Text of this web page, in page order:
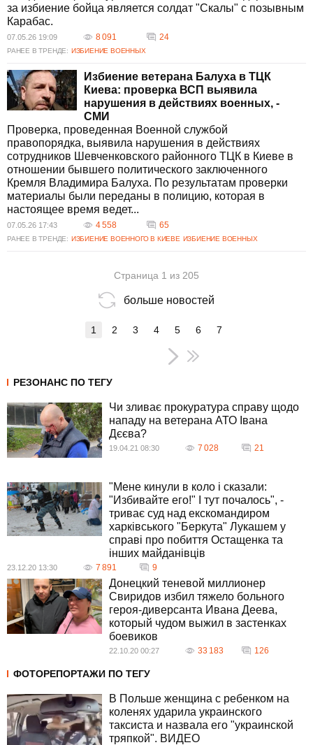
за избиение бойца является солдат "Скалы" с позывным
Карабас.
07.05.26 19:09 8 091 24
РАНЕЕ В ТРЕНДЕ: ИЗБИЕНИЕ ВОЕННЫХ
Избиение ветерана Балуха в ТЦК
Киева: проверка ВСП выявила
нарушения в действиях военных, -
СМИ
Проверка, проведенная Военной службой
правопорядка, выявила нарушения в действиях
сотрудников Шевченковского районного ТЦК в Киеве в
отношении бывшего политического заключенного
Кремля Владимира Балуха. По результатам проверки
материалы были переданы в полицию, которая в
настоящее время ведет...
07.05.26 17:43 4 558 65
РАНЕЕ В ТРЕНДЕ: ИЗБИЕНИЕ ВОЕННОГО В КИЕВЕ ИЗБИЕНИЕ ВОЕННЫХ
Страница 1 из 205
больше новостей
1 2 3 4 5 6 7
РЕЗОНАНС ПО ТЕГУ
Чи зливає прокуратура справу щодо
нападу на ветерана АТО Івана
Дєєва?
19.04.21 08:30 7 028 21
"Мене кинули в коло і сказали:
"Избивайте его!" І тут почалось", -
триває суд над екскомандиром
харківського "Беркута" Лукашем у
справі про побиття Остащенка та
інших майданівців
23.12.20 13:30 7 891 9
Донецкий теневой миллионер
Свиридов избил тяжело больного
героя-диверсанта Ивана Деева,
который чудом выжил в застенках
боевиков
22.10.20 00:27 33 183 126
ФОТОРЕПОРТАЖИ ПО ТЕГУ
В Польше женщина с ребенком на
коленях ударила украинского
таксиста и назвала его "украинской
тряпкой". ВИДЕО